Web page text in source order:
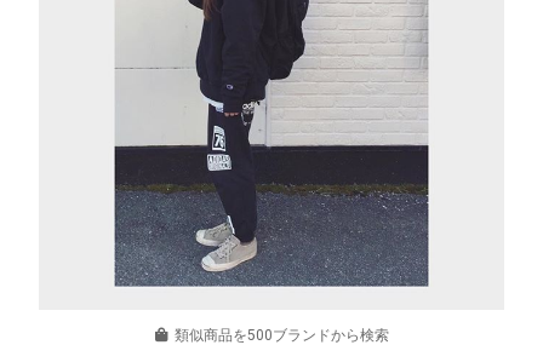
類似商品を500ブランドから検索